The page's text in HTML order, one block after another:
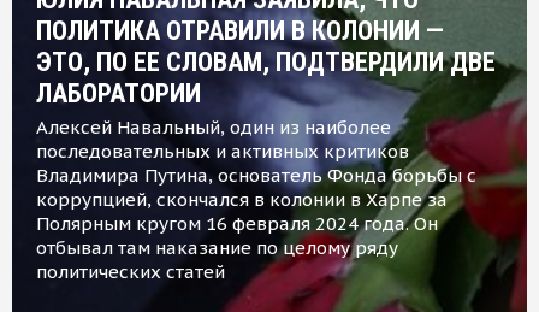
ПОЛИТИКА ОТРАВИЛИ В КОЛОНИИ —
ЭТО, ПО ЕЕ СЛОВАМ, ПОДТВЕРДИЛИ ДВЕ
ЛАБОРАТОРИИ
Алексей Навальный, один из наиболее
последовательных и активных критиков
Владимира Путина, основатель Фонда борьбы с
коррупцией, скончался в колонии в Харпе за
Полярным кругом 16 февраля 2024 года. Он
отбывал там наказание по целому ряду
политических статей